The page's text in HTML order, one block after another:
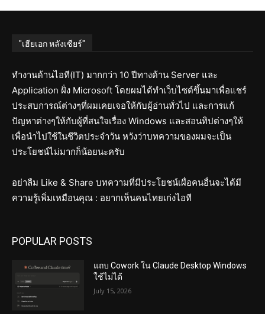
"เฮียเอก หลังเซียร์"
ทำงานด้านไอที(IT) มากกว่า 10 ปีทางด้าน Server และ
Application ฝั่ง Microsoft โดยผมได้ทำเว็บไซต์ขึ้นมาเพื่อแชร์
ประสบการณ์ต่างๆที่ผมเคยเจอให้กับผู้อ่านทั่วไป และการแก้
ปัญหาต่างๆให้กับผู้ที่สนใจเรื่อง Windows และสอนทิปต่างๆให้
เพื่อนำไปใช้ในชีวิตประจำวัน หวังว่าบทความของผมจะเป็น
ประโยชน์ไม่มากก็น้อยนะครับ
อย่าลืม Like & Share บทความที่มีประโยชน์เผื่อคนอื่นจะได้มี
ความรู้เพิ่มเหมือนคุณ : อยากเห็นคนไทยเก่งไอที
POPULAR POSTS
แถบ Cowork ใน Claude Desktop Windows
ใช้ไม่ได้
July 15, 2026